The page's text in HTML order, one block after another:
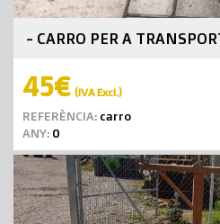
- CARRO PER A
45€ (IVA Excl.)
REFERÈNCIA: carro
ANY: 0